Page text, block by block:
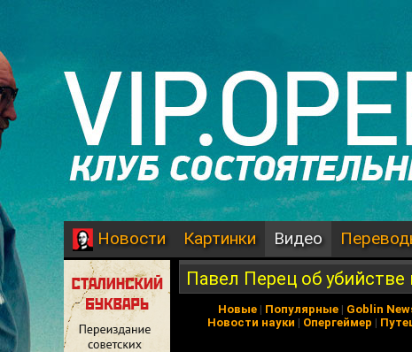
Новости Картинки Видео
Павел Перец об
Новые | Популярные | Goblin
Новости науки | Опергеймер |